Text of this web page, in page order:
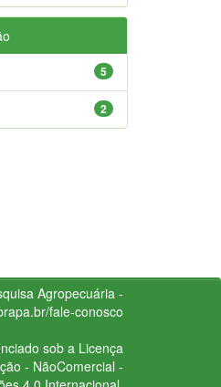
5
2
Agropecuária -
fale-conosco
sob a Licença
- NãoComercial -